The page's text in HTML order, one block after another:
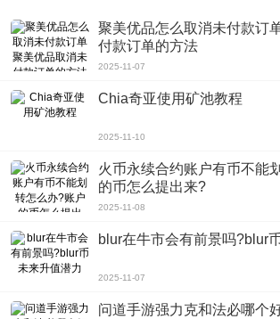
2、打开你的新挑战游戏，随时战斗;
3、生存主义者入侵无限买装备内购破解版是一款创新的
游戏评测
经典的冒险元素中加入了许多生存游戏、精美的图片和
的替代感，让你可以很快融入游戏。生存主义者入侵无限
家将被放在一个岛上。你需要每一种永久的方式来让自己
各样的水和食物，你可以在这里生活得更轻松，有丰富的
正等着你。
聚美优品怎么取消未付款订
付款订单的方法
2025-11-07
Chia奇亚使用矿池教程
2025-11-10
火币永续合约账户有币不能
的币怎么提出来?
2025-11-08
blur在牛市会有前景吗?blur
2025-11-07
问道手游强力克和法必哪个